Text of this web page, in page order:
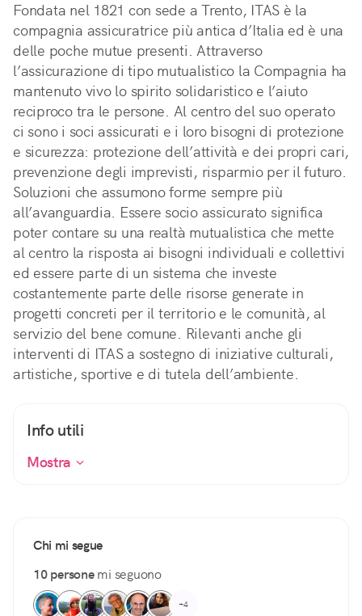
Fondata nel 1821 con sede a Trento, ITAS è la
compagnia assicuratrice più antica d’Italia ed è una
delle poche mutue presenti. Attraverso
l’assicurazione di tipo mutualistico la Compagnia ha
mantenuto vivo lo spirito solidaristico e l’aiuto
reciproco tra le persone. Al centro del suo operato
ci sono i soci assicurati e i loro bisogni di protezione
e sicurezza: protezione dell’attività e dei propri cari,
prevenzione degli imprevisti, risparmio per il futuro.
Soluzioni che assumono forme sempre più
all’avanguardia. Essere socio assicurato significa
poter contare su una realtà mutualistica che mette
al centro la risposta ai bisogni individuali e collettivi
ed essere parte di un sistema che investe
costantemente parte delle risorse generate in
progetti concreti per il territorio e le comunità, al
servizio del bene comune. Rilevanti anche gli
interventi di ITAS a sostegno di iniziative culturali,
artistiche, sportive e di tutela dell’ambiente.
Info utili
Mostra
Chi mi segue
10 personemi seguono
+4